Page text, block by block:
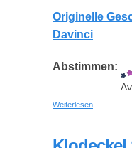
Originelle
Davinci
Abstimmen:
Weiterlesen über